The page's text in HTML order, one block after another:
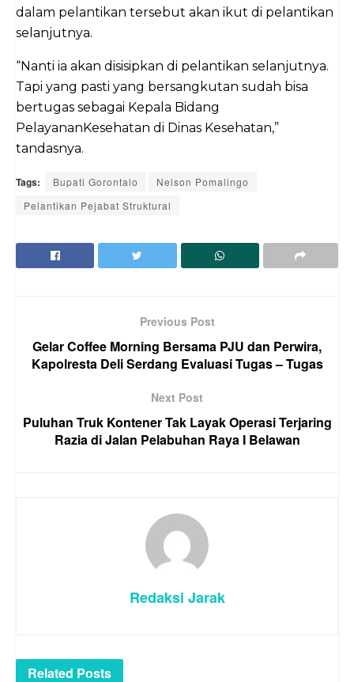
dalam pelantikan tersebut akan ikut di pelantikan
selanjutnya.
“Nanti ia akan disisipkan di pelantikan selanjutnya.
Tapi yang pasti yang bersangkutan sudah bisa
bertugas sebagai Kepala Bidang
PelayananKesehatan di Dinas Kesehatan,”
tandasnya.
Tags: Bupati Gorontalo
Nelson Pomalingo
Pelantikan Pejabat Struktural
Previous Post
Gelar Coffee Morning Bersama PJU dan Perwira,
Kapolresta Deli Serdang Evaluasi Tugas – Tugas
Next Post
Puluhan Truk Kontener Tak Layak Operasi Terjaring
Razia di Jalan Pelabuhan Raya I Belawan
Redaksi Jarak
Related Posts